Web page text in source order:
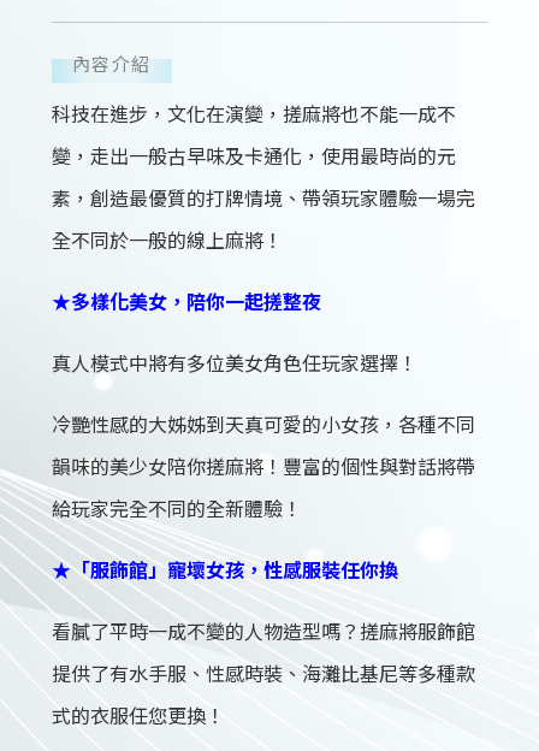
內容介紹
科技在進步，文化在演變，搓麻將也不能一成不
變，走出一般古早味及卡通化，使用最時尚的元
素，創造最優質的打牌情境、帶領玩家體驗一場完
全不同於一般的線上麻將！
★多樣化美女，陪你一起搓整夜
真人模式中將有多位美女角色任玩家選擇！
冷艷性感的大姊姊到天真可愛的小女孩，各種不同
韻味的美少女陪你搓麻將！豐富的個性與對話將帶
給玩家完全不同的全新體驗！
★「服飾館」寵壞女孩，性感服裝任你換
看膩了平時一成不變的人物造型嗎？搓麻將服飾館
提供了有水手服、性感時裝、海灘比基尼等多種款
式的衣服任您更換！